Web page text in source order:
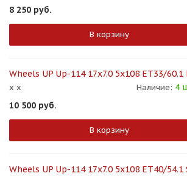
8 250 руб.
В корзину
Wheels UP Up-114 17x7.0 5x108 ET33/
x x Наличие: 4
10 500 руб.
В корзину
Wheels UP Up-114 17x7.0 5x108 ET40/54.1